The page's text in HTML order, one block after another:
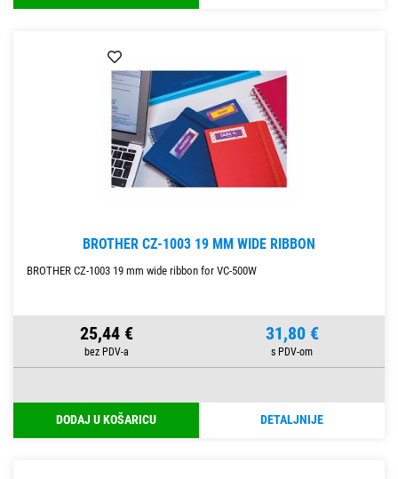
BROTHER CZ-1003 19 MM WIDE RIBBON
BROTHER CZ-1003 19 mm wide ribbon for VC-500W
25,44 € 31,80 €
DODAJ U KOŠARICU DETALJNIJE